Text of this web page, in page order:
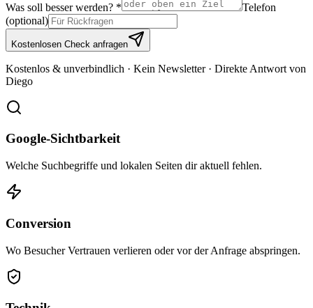
Was soll besser werden? *
Telefon
(optional)
Kostenlosen Check anfragen
Kostenlos & unverbindlich · Kein Newsletter · Direkte Antwort von
Diego
Google-Sichtbarkeit
Welche Suchbegriffe und lokalen Seiten dir aktuell fehlen.
Conversion
Wo Besucher Vertrauen verlieren oder vor der Anfrage abspringen.